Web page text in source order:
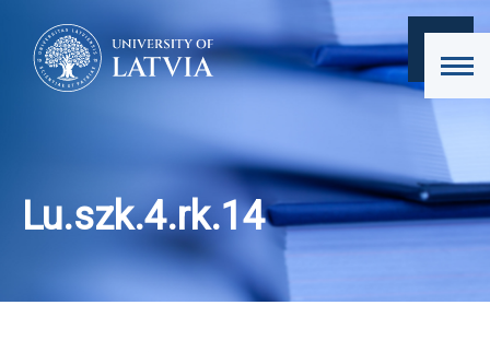
Lu.szk.4.rk.14